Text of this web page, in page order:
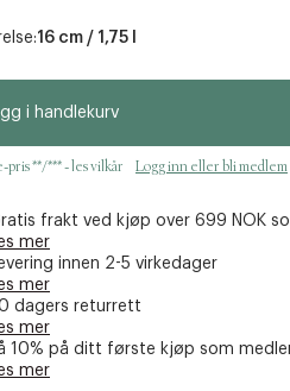
16 cm / 1,75 l
i handlekurv
pris **/*** - les vilkår Logg inn eller bli medlem
frakt ved kjøp over 699 NOK
mer
innen 2-5 virkedager
mer
dagers returrett
mer
10% på ditt første kjøp som
mer